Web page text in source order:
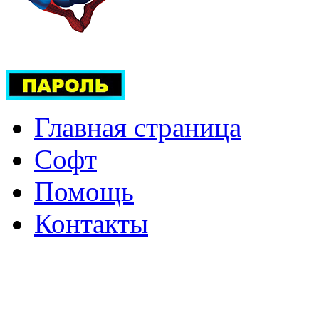
Главная страница
Софт
Помощь
Контакты